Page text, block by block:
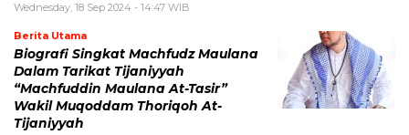
Wednesday, 18 Sep 2024 - 14:47 WIB
Berita Utama
Biografi Singkat Machfudz Maulana
Dalam Tarikat Tijaniyyah
“Machfuddin Maulana At-Tasir”
Wakil Muqoddam Thoriqoh At-
Tijaniyyah